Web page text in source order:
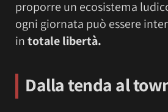
proporre un ecosistema
ogni giornata può essere
intotale libertà.
Dalla tenda al